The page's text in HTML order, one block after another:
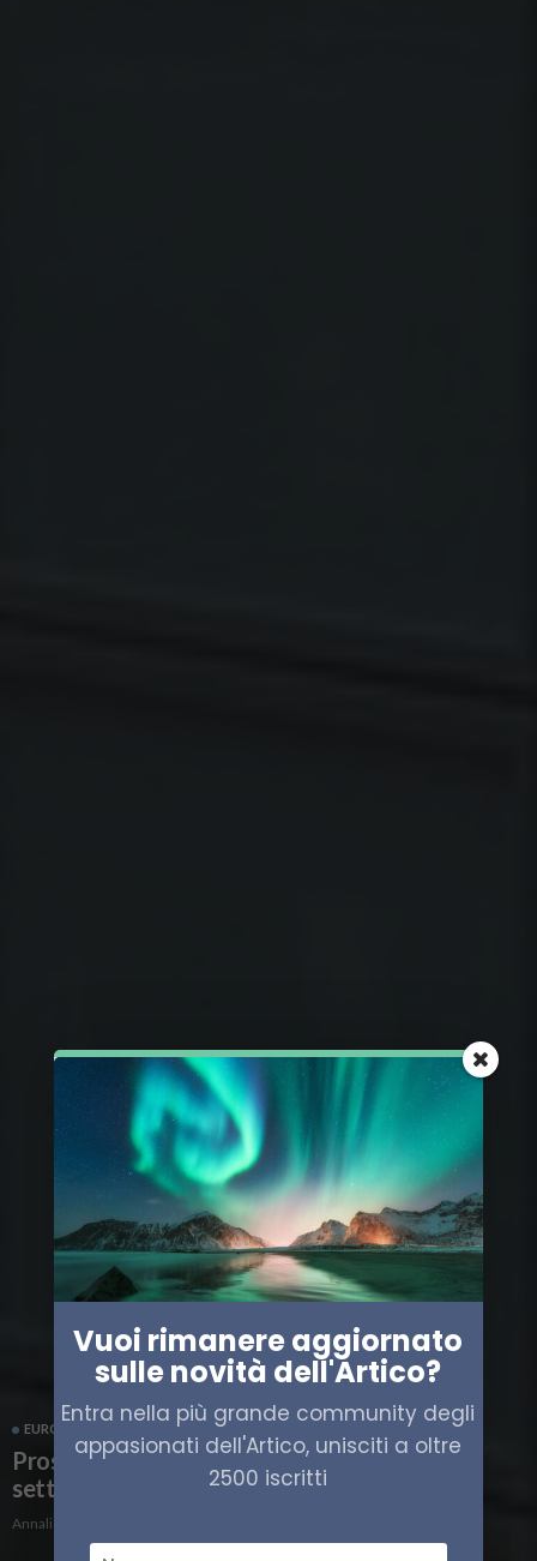
EUROPA PROSPETTIVA BRUXELLES
Prospettiva Bruxelles, gli appuntamenti della
settimana
Annalisa Gozzi
Vuoi rimanere aggiornato
sulle novità dell'Artico?
Entra nella più grande community degli
appasionati dell'Artico, unisciti a oltre
2500 iscritti